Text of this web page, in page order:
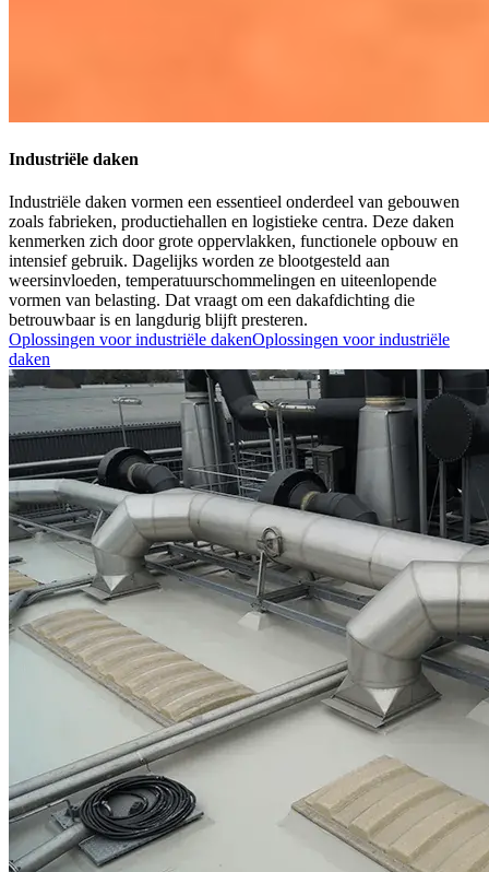
Industriële daken
Industriële daken vormen een essentieel onderdeel van gebouwen
zoals fabrieken, productiehallen en logistieke centra. Deze daken
kenmerken zich door grote oppervlakken, functionele opbouw en
intensief gebruik. Dagelijks worden ze blootgesteld aan
weersinvloeden, temperatuurschommelingen en uiteenlopende
vormen van belasting. Dat vraagt om een dakafdichting die
betrouwbaar is en langdurig blijft presteren.
Oplossingen voor industriële dakenOplossingen voor industriële
daken